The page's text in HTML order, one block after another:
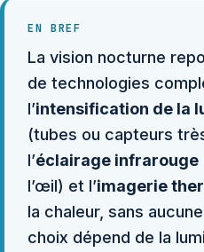
EN BREF
La vision nocturne
de technologies
l’intensification de la
(tubes ou capteurs
l’éclairage infrarouge
l’œil) et l’imagerie
la chaleur, sans
choix dépend de la